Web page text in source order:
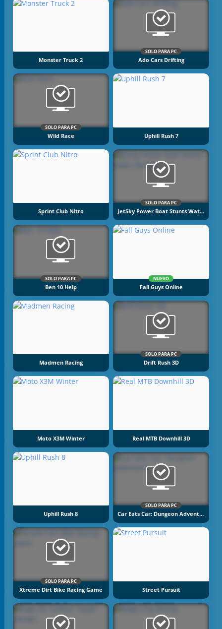
Monster Truck 2
SOLO PARA PC
Ado Cars Drifting
SOLO PARA PC
Wild Race Uphill Rush 7
Sprint Club Nitro
SOLO PARA PC
JetSky Power Boat Stunts Water Racing
SOLO PARA PC
Ben 10 Help
NUEVO
Fall Guys Online
Madmen Racing
SOLO PARA PC
Drift Rush 3D
Moto X3M Winter Real MTB Downhill 3D
Uphill Rush 8
SOLO PARA PC
Car Eats Car: Dungeon Adventure
SOLO PARA PC
Xtreme Dirt Bike Racing Game Street Pursuit